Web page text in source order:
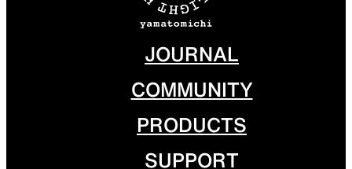
JOURNAL
COMMUNITY
PRODUCTS
SUPPORT